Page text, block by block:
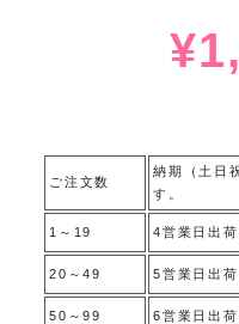
ご注文数
納期（土日
す。
1～19 4営業日出荷
20～49 5営業日出荷
50～99 6営業日出荷